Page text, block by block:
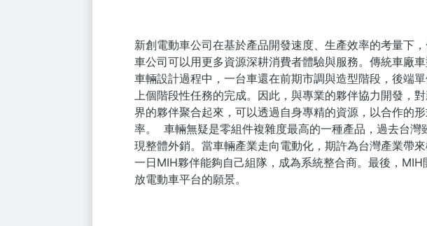
新創電動車公司在基於產品開發速度、生產效率的考量下
車公司可以用更多資源深耕消費者體驗與服務。傳統車廠
車輛設計過程中，一台車還在前期市調與造型階段，後端
上個階段性任務的完成。因此，與專業的夥伴協力開發，
界的夥伴聚合起來，可以透過自身專精的資源，以合作的
率。 車輛無疑是零組件複雜度最高的一種產品，過去台
現整體外銷。當車輛產業走向電動化，期許為台灣產業帶
一日MIH夥伴能夠自己組隊，成為系統整合商。最後，
放電動車平台的願景。